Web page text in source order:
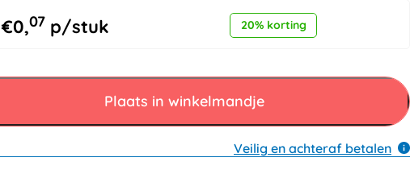
€0,07 p/stuk 20% korting
Plaats in winkelmandje
Veilig en achteraf betalen